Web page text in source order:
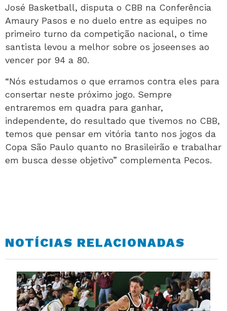
José Basketball, disputa o CBB na Conferência
Amaury Pasos e no duelo entre as equipes no
primeiro turno da competição nacional, o time
santista levou a melhor sobre os joseenses ao
vencer por 94 a 80.
“Nós estudamos o que erramos contra eles para
consertar neste próximo jogo. Sempre
entraremos em quadra para ganhar,
independente, do resultado que tivemos no CBB,
temos que pensar em vitória tanto nos jogos da
Copa São Paulo quanto no Brasileirão e trabalhar
em busca desse objetivo” complementa Pecos.
NOTÍCIAS RELACIONADAS